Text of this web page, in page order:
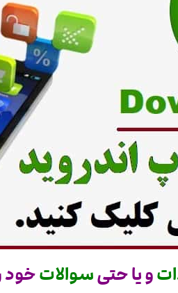
و یا حتیسوالاتخود